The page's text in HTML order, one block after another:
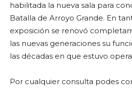
habilitada la nueva sala para
Batalla de Arroyo Grande. En
exposición se renovó
las nuevas generaciones su
las décadas en que estuvo
Por cualquier consulta podes